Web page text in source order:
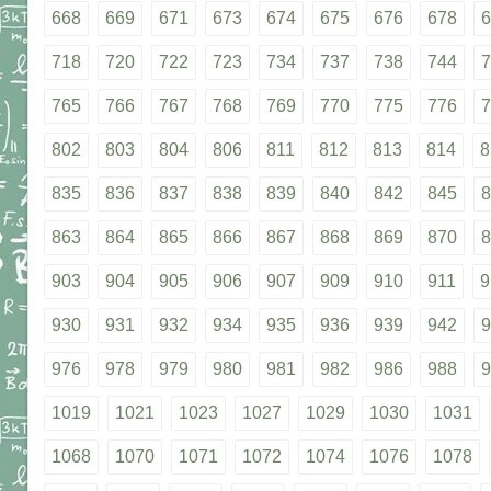
668 669 671 673 674 675 676 678
718 720 722 723 734 737 738 744
765 766 767 768 769 770 775 776
802 803 804 806 811 812 813 814
835 836 837 838 839 840 842 845
863 864 865 866 867 868 869 870
903 904 905 906 907 909 910 911
930 931 932 934 935 936 939 942
976 978 979 980 981 982 986 988
1019 1021 1023 1027 1029 1030 1031
1068 1070 1071 1072 1074 1076 1078